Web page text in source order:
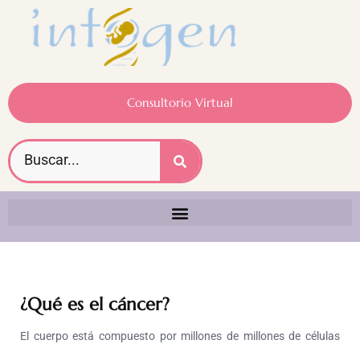
Consultorio Virtual
¿Qué es el cáncer?
El cuerpo está compuesto por millones de millones de células